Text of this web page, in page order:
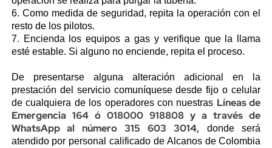
6. Como medida de seguridad, repita la operación con el
resto de los pilotos.
7. Encienda los equipos a gas y verifique que la llama
esté estable. Si alguno no enciende, repita el proceso.
De presentarse alguna alteración adicional en la
prestación del servicio comuníquese desde fijo o celular
de cualquiera de los operadores con nuestras Líneas de
Emergencia 164 ó 018000 918808 y a través de
WhatsApp al número 315 603 3014,donde será
atendido por personal calificado de Alcanos de Colombia